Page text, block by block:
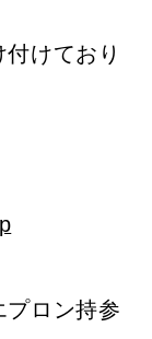
けており
プロン持参